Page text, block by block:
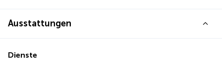
Ausstattungen
Dienste